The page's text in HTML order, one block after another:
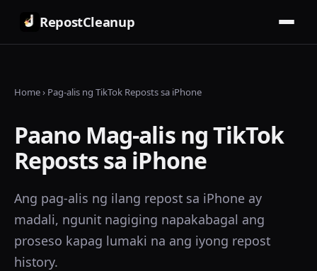
RepostCleanup
Home› Pag-alis ng TikTok Reposts sa iPhone
Paano Mag-alis ng TikTok
Reposts sa iPhone
Ang pag-alis ng ilang repost sa iPhone ay
madali, ngunit nagiging napakabagal ang
proseso kapag lumaki na ang iyong repost
history.